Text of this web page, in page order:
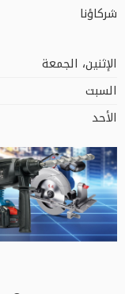
شركاؤنا
الإثنين، الجمعة
السبت
الأحد